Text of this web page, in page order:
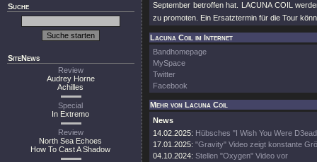
Suche
SiteNews
Review
Audrey Horne
Achilles
Special
In Extremo
Review
North Sea Echoes
How To Cast A Shadow
September betroffen hat. LACUNA COIL
zu promoten. Ein Ersatztermin für die Tour
Lacuna Coil im Internet
Bandhomepage
MySpace
Twitter
Facebook
Mehr von Lacuna Coil
News
14.02.2025: Hübsches "I Wish You Were
17.01.2025: "Gravity" Video zeigt konstante
04.10.2024: Stellen "Oxygen" Video vor